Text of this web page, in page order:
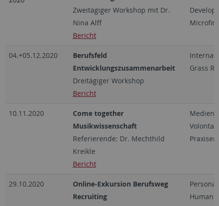
Zweitägiger Workshop mit Dr.
Nina Alff
Bericht
04.+05.12.2020
Berufsfeld
Entwicklungszusammenarbeit
Dreitägiger Workshop
Bericht
Grass
10.11.2020
Come together
Musikwissenschaft
Referierende: Dr. Mechthild
Kreikle
Bericht
29.10.2020
Online-Exkursion Berufsweg
Recruiting
Human